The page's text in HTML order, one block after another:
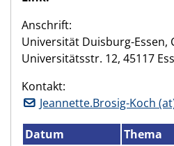
Anschrift:
Universität Duisburg-Essen,
Universitätsstr. 12, 45117
Kontakt:
Jeannette.Brosig-Koch
Datum